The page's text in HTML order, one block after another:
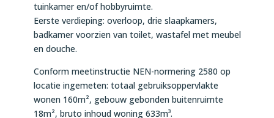
tuinkamer en/of hobbyruimte.
Eerste verdieping: overloop, drie slaapkamers,
badkamer voorzien van toilet, wastafel met meubel
en douche.
Conform meetinstructie NEN-normering 2580 op
locatie ingemeten: totaal gebruiksoppervlakte
wonen 160m², gebouw gebonden buitenruimte
18m², bruto inhoud woning 633m³.